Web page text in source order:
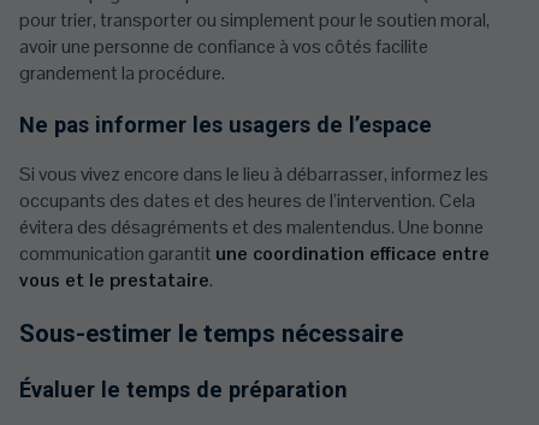
pour trier, transporter ou simplement pour le soutien moral,
avoir une personne de confiance à vos côtés facilite
grandement la procédure.
Ne pas informer les usagers de l’espace
Si vous vivez encore dans le lieu à débarrasser, informez les
occupants des dates et des heures de l’intervention. Cela
évitera des désagréments et des malentendus. Une bonne
communication garantit une coordination efficace entre
vous et le prestataire.
Sous-estimer le temps nécessaire
Évaluer le temps de préparation